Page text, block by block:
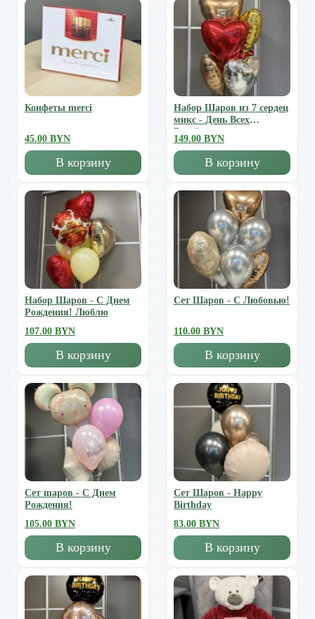
Конфеты merci
45.00 BYN
В корзину
Набор Шаров из 7 сердец
микс - День Всех
Влюбленных
149.00 BYN
В корзину
Набор Шаров - С Днем
Рождения! Люблю
107.00 BYN
В корзину
Сет Шаров - С Любовью!
110.00 BYN
В корзину
Сет шаров - С Днем
Рождения!
105.00 BYN
В корзину
Сет Шаров - Happy
Birthday
83.00 BYN
В корзину